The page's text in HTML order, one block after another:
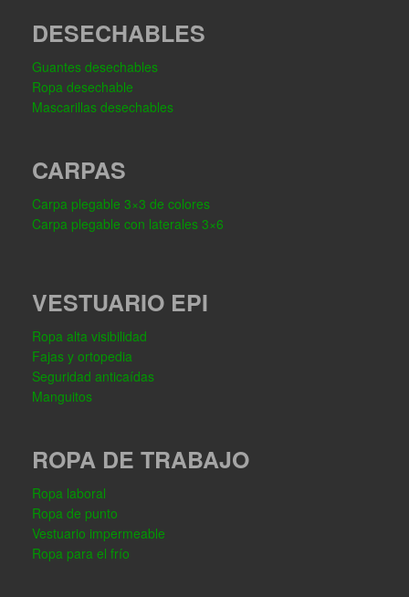
DESECHABLES
Guantes desechables
Ropa desechable
Mascarillas desechables
CARPAS
Carpa plegable 3×3 de colores
Carpa plegable con laterales 3×6
VESTUARIO EPI
Ropa alta visibilidad
Fajas y ortopedia
Seguridad anticaídas
Manguitos
ROPA DE TRABAJO
Ropa laboral
Ropa de punto
Vestuario impermeable
Ropa para el frío